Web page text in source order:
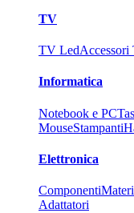
TV
TV LedAccessori
Informatica
Notebook e PC
MouseStampanti
Elettronica
Componenti
Adattatori